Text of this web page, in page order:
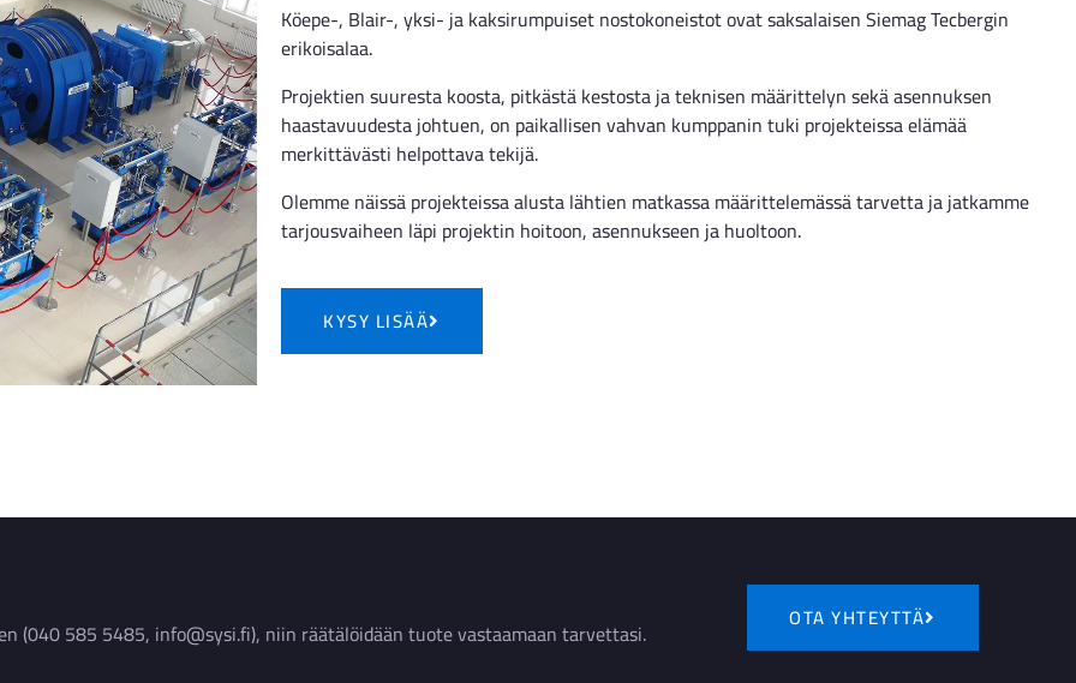
Köepe-, Blair-, yksi- ja kaksirumpuiset nostokoneistot ovat saksalaisen Siemag Tecbergin
erikoisalaa.
Projektien suuresta koosta, pitkästä kestosta ja teknisen määrittelyn sekä asennuksen
haastavuudesta johtuen, on paikallisen vahvan kumppanin tuki projekteissa elämää
merkittävästi helpottava tekijä.
Olemme näissä projekteissa alusta lähtien matkassa määrittelemässä tarvetta ja jatkamme
tarjousvaiheen läpi projektin hoitoon, asennukseen ja huoltoon.
KYSY LISÄÄ
(040 585 5485, info@sysi.fi), niin räätälöidään tuote vastaamaan tarvettasi. OTA YHTEYTTÄ